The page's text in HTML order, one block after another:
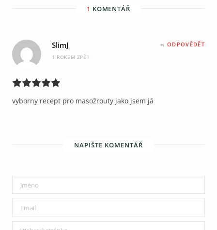
1 KOMENTÁŘ
SlimJ
1 ROKEM ZPĚT
ODPOVĚDĚT
vyborny recept pro masožrouty jako jsem já
NAPIŠTE KOMENTÁŘ